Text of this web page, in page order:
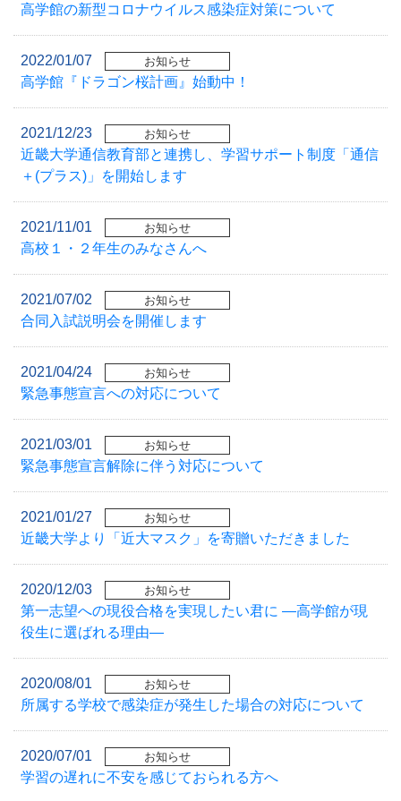
高学館の新型コロナウイルス感染症対策について
2022/01/07 お知らせ
高学館『ドラゴン桜計画』始動中！
2021/12/23 お知らせ
近畿大学通信教育部と連携し、学習サポート制度「通信
＋(プラス)」を開始します
2021/11/01 お知らせ
高校１・２年生のみなさんへ
2021/07/02 お知らせ
合同入試説明会を開催します
2021/04/24 お知らせ
緊急事態宣言への対応について
2021/03/01 お知らせ
緊急事態宣言解除に伴う対応について
2021/01/27 お知らせ
近畿大学より「近大マスク」を寄贈いただきました
2020/12/03 お知らせ
第一志望への現役合格を実現したい君に ―高学館が現
役生に選ばれる理由―
2020/08/01 お知らせ
所属する学校で感染症が発生した場合の対応について
2020/07/01 お知らせ
学習の遅れに不安を感じておられる方へ